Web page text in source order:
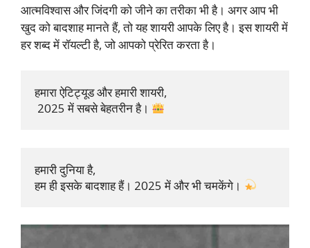
आत्मविश्वास और जिंदगी को जीने का तरीका भी है। अगर आप भी
खुद को बादशाह मानते हैं, तो यह शायरी आपके लिए है। इस शायरी में
हर शब्द में रॉयल्टी है, जो आपको प्रेरित करता है।
हमारा ऐटिट्यूड और हमारी शायरी,
2025 में सबसे बेहतरीन है।
हमारी दुनिया है,
हम ही इसके बादशाह हैं। 2025 में और भी चमकेंगे।